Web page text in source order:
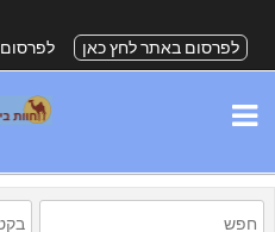
לפרסום באתר לחץ כאן